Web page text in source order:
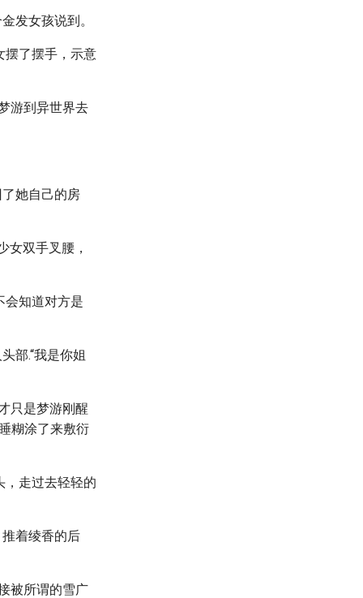
发女孩说到。
摆了摆手，示意
游到异世界去
她自己的房
女双手叉腰，
会知道对方是
部.“我是你姐
只是梦游刚醒
糊涂了来敷衍
，走过去轻轻的
着绫香的后
被所谓的雪广